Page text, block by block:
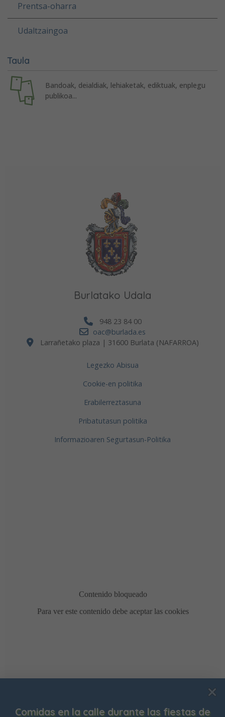
de Bonificación de la Contribución
Prentsa-oharra
Udaltzaingoa
Taula
Bandoak, deialdiak, lehiaketak, ediktuak, enplegu
publikoa...
Burlatako Udala
948 23 84 00
oac@burlada.es
Larrañetako plaza | 31600 Burlata (NAFARROA)
Legezko Abisua
Cookie-en politika
Erabilerreztasuna
Pribatutasun politika
Informazioaren Segurtasun-Politika
Usamos cookies para mejorar su experiencia de